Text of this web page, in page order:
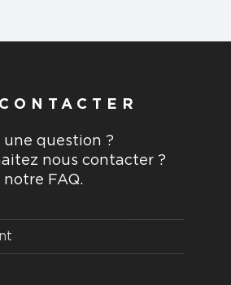
une question ?
nous contacter ?
FAQ.